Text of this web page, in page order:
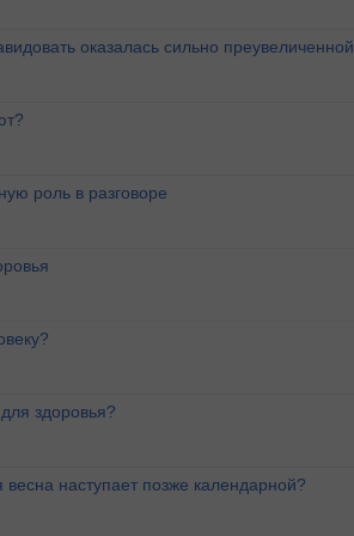
оказалась сильно преувеличенной
роль в разговоре
здоровья?
наступает позже календарной?